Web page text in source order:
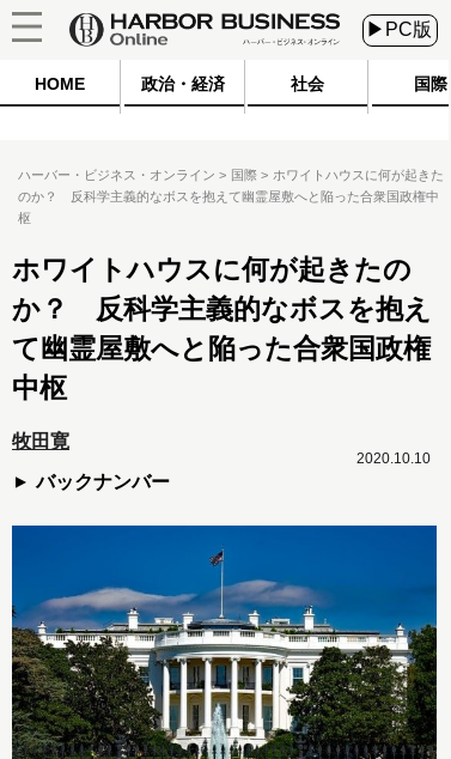
▶PC版
HOME 政治・経済 社会 国際
ハーバー・ビジネス・オンライン 国際
ホワイトハウスに何が起きた
のか？ 反科学主義的なボスを抱えて幽霊屋敷へと陥った合衆国政権中
枢
ホワイトハウスに何が起きたの
か？ 反科学主義的なボスを抱え
て幽霊屋敷へと陥った合衆国政権
中枢
牧田寛
バックナンバー
2020.10.10